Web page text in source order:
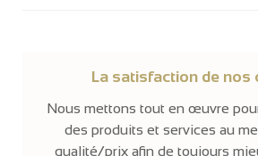
La satisfaction de nos
Nous mettons tout en œuvre
des produits et services au
qualité/prix afin de toujours